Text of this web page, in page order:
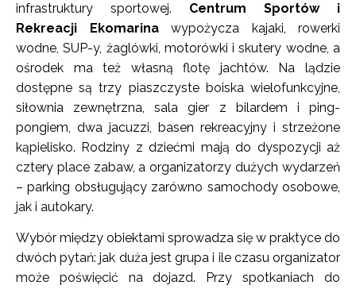
infrastruktury sportowej. Centrum Sportów i
Rekreacji Ekomarinawypożycza kajaki, rowerki
wodne, SUP-y, żaglówki, motorówki i skutery wodne, a
ośrodek ma też własną flotę jachtów. Na lądzie
dostępne są trzy piaszczyste boiska wielofunkcyjne,
siłownia zewnętrzna, sala gier z bilardem i ping-
pongiem, dwa jacuzzi, basen rekreacyjny i strzeżone
kąpielisko. Rodziny z dziećmi mają do dyspozycji aż
cztery place zabaw, a organizatorzy dużych wydarzeń
– parking obsługujący zarówno samochody osobowe,
jak i autokary.
Wybór między obiektami sprowadza się w praktyce do
dwóch pytań: jak duża jest grupa i ile czasu organizator
może poświęcić na dojazd. Przy spotkaniach do